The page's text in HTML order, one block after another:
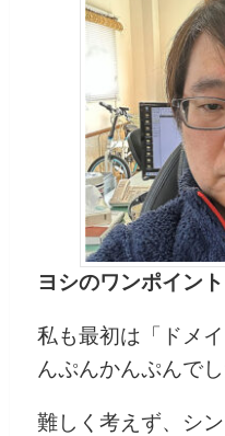
ヨシのワンポイント
私も最初は「ドメ
んぷんかんぷんでし
難しく考えず、シ